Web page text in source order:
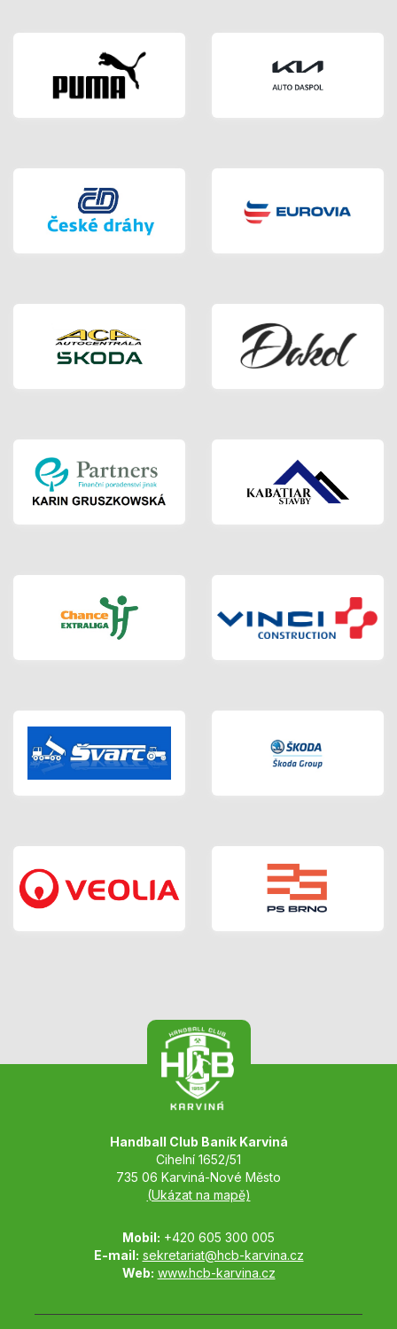
Handball Club Baník Karviná
Cihelní 1652/51
735 06 Karviná-Nové Město
(Ukázat na mapě)
Mobil: +420 605 300 005
E-mail: sekretariat@hcb-karvina.cz
Web: www.hcb-karvina.cz